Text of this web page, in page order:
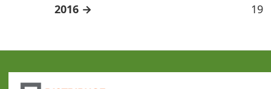
2016
19